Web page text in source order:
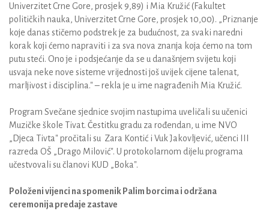
Univerzitet Crne Gore, prosjek 9,89) i Mia Kružić (Fakultet
političkih nauka, Univerzitet Crne Gore, prosjek 10,00). „Priznanje
koje danas stičemo podstrek je za budućnost, za svaki naredni
korak koji ćemo napraviti i za sva nova znanja koja ćemo na tom
putu steći. Ono je i podsjećanje da se u današnjem svijetu koji
usvaja neke nove sisteme vrijednosti još uvijek cijene talenat,
marljivost i disciplina." – rekla je u ime nagrađenih Mia Kružić.
Program Svečane sjednice svojim nastupima uveličali su učenici
Muzičke škole Tivat. Čestitku gradu za rođendan, u ime NVO
„Djeca Tivta" pročitali su Zara Kontić i Vuk Jakovljević, učenci III
razreda OŠ „Drago Milović". U protokolarnom dijelu programa
učestvovali su članovi KUD „Boka".
Položeni vijenci na spomenik Palim borcima i održana
ceremonija predaje zastave